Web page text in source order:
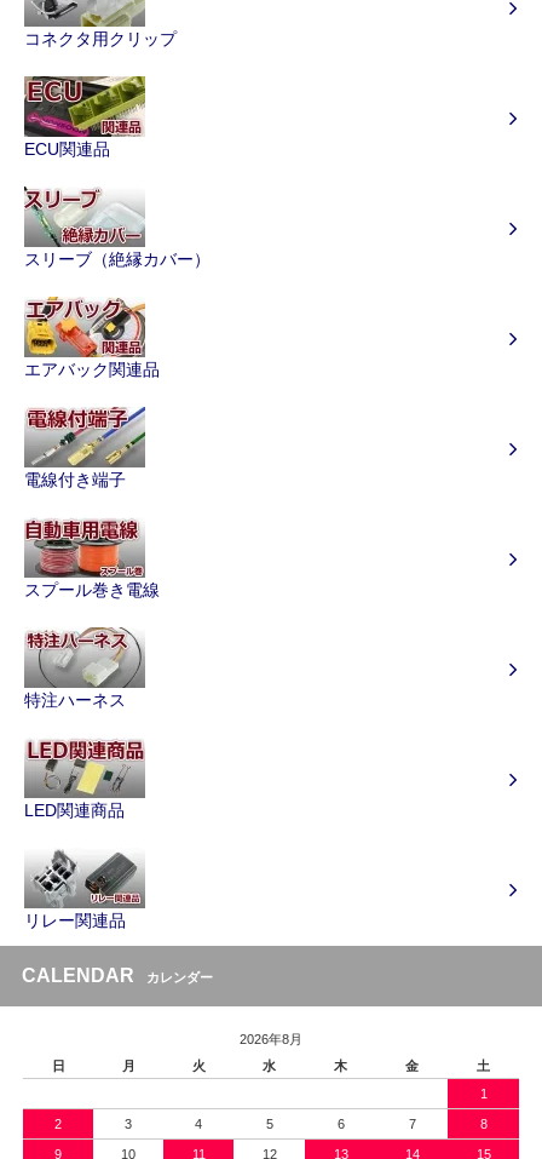
コネクタ用クリップ
ECU関連品
スリーブ（絶縁カバー）
エアバック関連品
電線付き端子
スプール巻き電線
特注ハーネス
LED関連商品
リレー関連品
CALENDAR カレンダー
2026年8月
日
月 火 水 木 金
土
1
2 3 4 5 6 7 8
9 10 11 12 13 14 15